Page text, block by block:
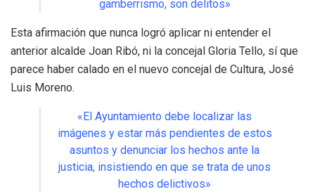
gamberrismo, son delitos»
Esta afirmación que nunca logró aplicar ni entender el
anterior alcalde Joan Ribó, ni la concejal Gloria Tello, sí que
parece haber calado en el nuevo concejal de Cultura, José
Luis Moreno.
«El Ayuntamiento debe localizar las
imágenes y estar más pendientes de estos
asuntos y denunciar los hechos ante la
justicia, insistiendo en que se trata de unos
hechos delictivos»